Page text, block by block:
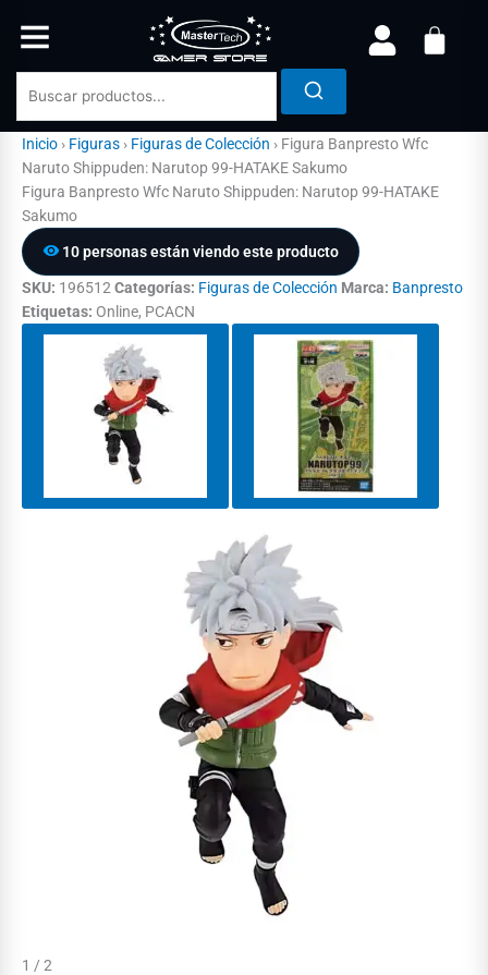
Inicio › Figuras › Figuras de Colección › Figura Banpresto Wfc
Naruto Shippuden: Narutop 99-HATAKE Sakumo
Figura Banpresto Wfc Naruto Shippuden: Narutop 99-HATAKE
Sakumo
12 personas están viendo este producto
SKU: 196512 Categorías: Figuras de Colección Marca: Banpresto
Etiquetas: Online, PCACN
1 / 2